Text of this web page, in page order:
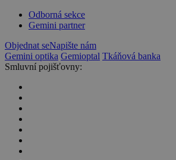
Odborná sekce
Gemini partner
Objednat seNapište nám
Gemini optika Gemioptal Tkáňová banka
Smluvní pojišťovny: